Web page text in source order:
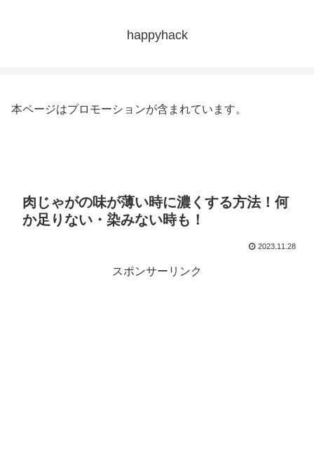
happyhack
本ページはプロモーションが含まれています。
肉じゃがの味が薄い時に濃くする方法！何
か足りない・染みない時も！
2023.11.28
スポンサーリンク